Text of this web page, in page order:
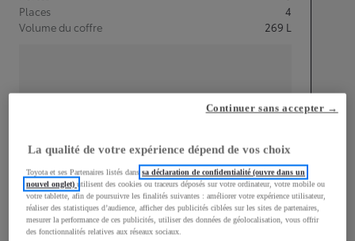
Places
4
Volume du coffre
269 L
Longueur
3 700mm
Hauteur
1 510
La qualité de votre expérience dépend de vos choix
Toyota et ses Partenaires listés danssa déclaration de confidentialité (ouvre dans un
nouvel onglet)utilisent des cookies ou traceurs déposés sur votre ordinateur, votre mobile ou
votre tablette, afin de poursuivre les finalités suivantes : améliorer votre expérience utilisateur,
réaliser des statistiques d’audience, afficher des publicités ciblées sur les sites de partenaires,
mesurer la performance de ces publicités, utiliser des données de géolocalisation, vous offrir
des fonctionnalités relatives aux réseaux sociaux.
Continuer sans accepter →